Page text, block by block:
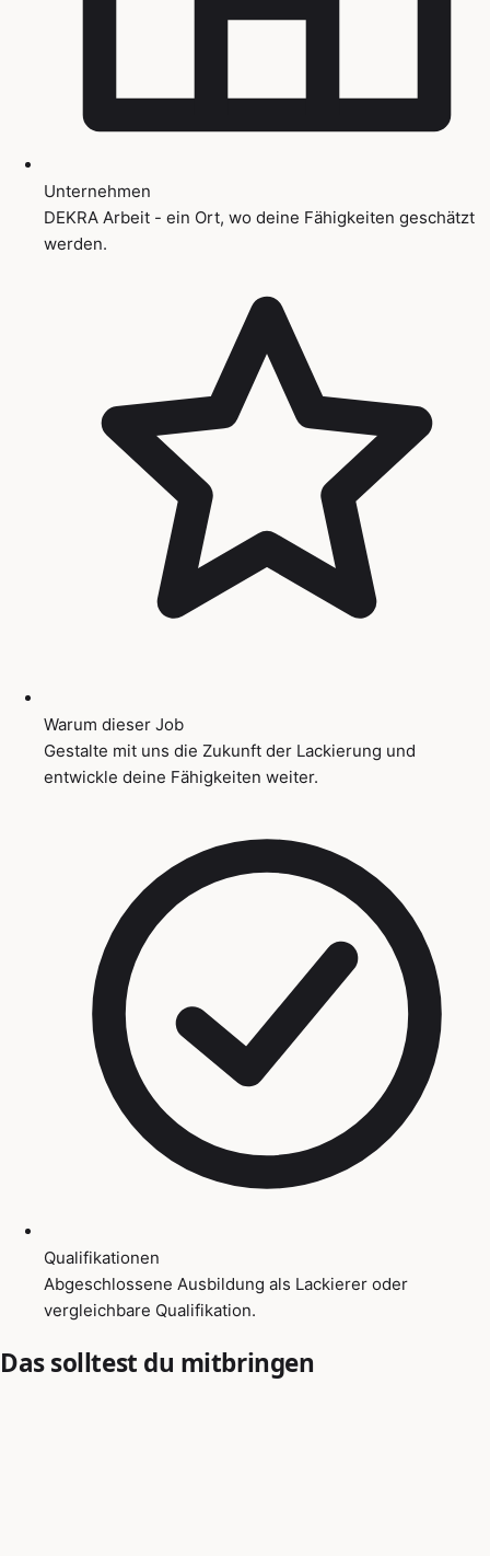
Unternehmen
DEKRA Arbeit - ein Ort, wo deine Fähigkeiten geschätzt
werden.
Warum dieser Job
Gestalte mit uns die Zukunft der Lackierung und
entwickle deine Fähigkeiten weiter.
Qualifikationen
Abgeschlossene Ausbildung als Lackierer oder
vergleichbare Qualifikation.
Das solltest du mitbringen